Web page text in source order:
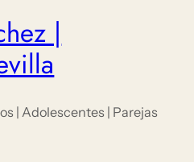
|
| Adolescentes | Parejas